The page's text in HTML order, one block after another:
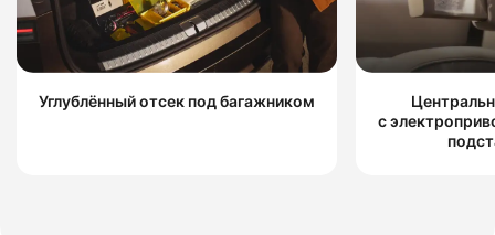
Углублённый отсек под багажником
с